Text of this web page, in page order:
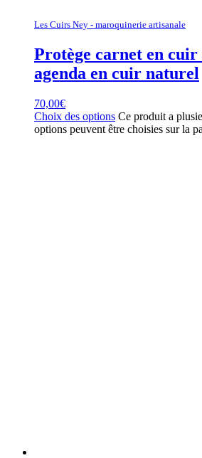
Les Cuirs Ney - maroquinerie artisanale
Protège carnet en cuir
agenda en cuir naturel
70,00€
Choix des options Ce produit a
options peuvent être choisies sur la